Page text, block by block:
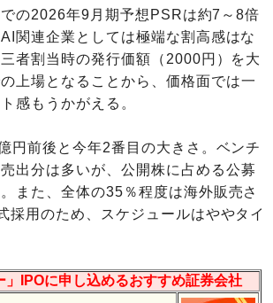
の2026年9月期予想PSRは約7～8倍
関連企業としては極端な割高感はな
者割当時の発行価額（2000円）を大
上場となることから、価格面では一
感もうかがえる。
円前後と今年2番目の大きさ。ベンチ
出分は多いが、公開株に占める公募
また、全体の35％程度は海外販売さ
採用のため、スケジュールはややタイ
IPOに申し込めるおすすめ証券会社